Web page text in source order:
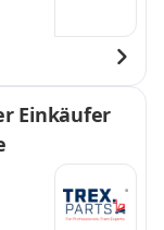
Einkäufer